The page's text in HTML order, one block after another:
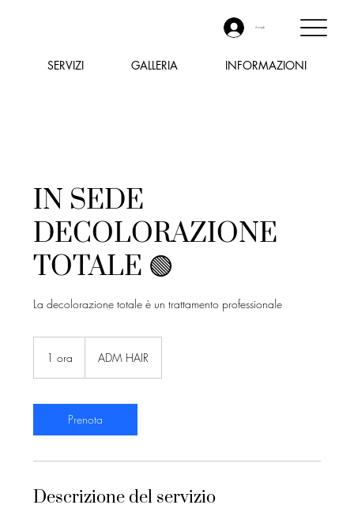
Accedi
SERVIZI GALLERIA INFORMAZIONI
IN SEDE
DECOLORAZIONE
TOTALE 🟢
La decolorazione totale è un trattamento professionale
1 ora ADM HAIR
Prenota
Descrizione del servizio